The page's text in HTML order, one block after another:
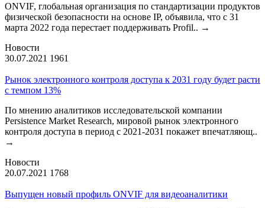
ONVIF, глобальная организация по стандартизации продуктов
физической безопасности на основе IP, объявила, что с 31
марта 2022 года перестает поддерживать Profil.. →
Новости
30.07.2021 1961
Рынок электронного контроля доступа к 2031 году будет расти
с темпом 13%
По мнению аналитиков исследовательской компании
Persistence Market Research, мировой рынок электронного
контроля доступа в период с 2021-2031 покажет впечатляющ..
→
Новости
20.07.2021 1768
Выпущен новый профиль ONVIF для видеоаналитики